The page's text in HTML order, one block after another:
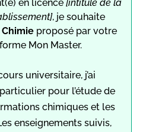
en licence [intitulé de la
, je souhaite
Chimie proposé par votre
Mon Master.
universitaire, j’ai
pour l’étude de
chimiques et les
enseignements suivis,